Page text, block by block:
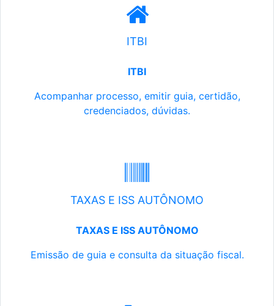
ITBI
ITBI
Acompanhar processo, emitir guia, certidão,
credenciados, dúvidas.
TAXAS E ISS AUTÔNOMO
TAXAS E ISS AUTÔNOMO
Emissão de guia e consulta da situação fiscal.